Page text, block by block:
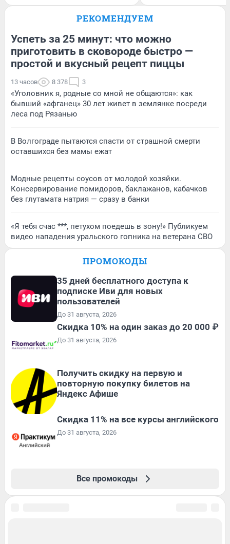
РЕКОМЕНДУЕМ
Успеть за 25 минут: что можно
приготовить в сковороде быстро —
простой и вкусный рецепт пиццы
13 часов 8 378 3
«Уголовник я, родные со мной не общаются»: как
бывший «афганец» 30 лет живет в землянке посреди
леса под Рязанью
В Волгограде пытаются спасти от страшной смерти
оставшихся без мамы ежат
Модные рецепты соусов от молодой хозяйки.
Консервирование помидоров, баклажанов, кабачков
без глутамата натрия — сразу в банки
«Я тебя счас ***, петухом поедешь в зону!» Публикуем
видео нападения уральского гопника на ветерана СВО
ПРОМОКОДЫ
35 дней бесплатного доступа к
подписке Иви для новых
пользователей
До 31 августа, 2026
Скидка 10% на один заказ до 20 000 ₽
До 31 августа, 2026
Получить скидку на первую и
повторную покупку билетов на
Яндекс Афише
Скидка 11% на все курсы английского
До 31 августа, 2026
Все промокоды